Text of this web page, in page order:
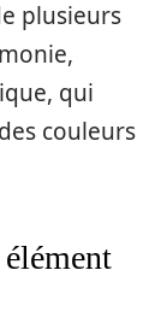
plusieurs
qui
couleurs